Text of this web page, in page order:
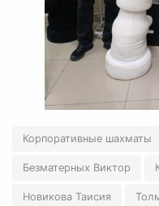
Корпоративные шахматы
Безматерных Виктор
Новикова Таисия